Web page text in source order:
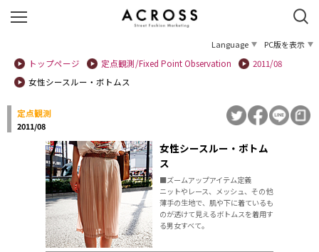
Language
PC版を表示
トップページ
定点観測/Fixed Point Observation
2011/08
女性シースルー・ボトムス
定点観測
2011/08
女性シースルー・ボトム
ス
■ズームアップアイテム定義
ニットやレース、メッシュ、その他
薄手の生地で、肌や下に着ているも
のが透けて見えるボトムスを着用す
る男女すべて。